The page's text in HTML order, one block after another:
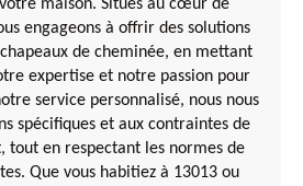
maison. Situés au cœur de
engageons à offrir des solutions
de cheminée, en mettant
expertise et notre passion pour
service personnalisé, nous nous
spécifiques et aux contraintes de
tout en respectant les normes de
Que vous habitiez à 13013 ou